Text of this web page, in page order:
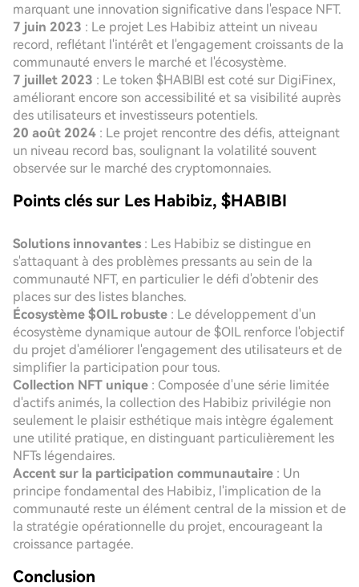
marquant une innovation significative dans l'espace NFT.
7 juin 2023 : Le projet Les Habibiz atteint un niveau
record, reflétant l'intérêt et l'engagement croissants de la
communauté envers le marché et l'écosystème.
7 juillet 2023 : Le token $HABIBI est coté sur DigiFinex,
améliorant encore son accessibilité et sa visibilité auprès
des utilisateurs et investisseurs potentiels.
20 août 2024 : Le projet rencontre des défis, atteignant
un niveau record bas, soulignant la volatilité souvent
observée sur le marché des cryptomonnaies.
Points clés sur Les Habibiz, $HABIBI
Solutions innovantes : Les Habibiz se distingue en
s'attaquant à des problèmes pressants au sein de la
communauté NFT, en particulier le défi d'obtenir des
places sur des listes blanches.
Écosystème $OIL robuste : Le développement d'un
écosystème dynamique autour de $OIL renforce l'objectif
du projet d'améliorer l'engagement des utilisateurs et de
simplifier la participation pour tous.
Collection NFT unique : Composée d'une série limitée
d'actifs animés, la collection des Habibiz privilégie non
seulement le plaisir esthétique mais intègre également
une utilité pratique, en distinguant particulièrement les
NFTs légendaires.
Accent sur la participation communautaire : Un
principe fondamental des Habibiz, l'implication de la
communauté reste un élément central de la mission et de
la stratégie opérationnelle du projet, encourageant la
croissance partagée.
Conclusion